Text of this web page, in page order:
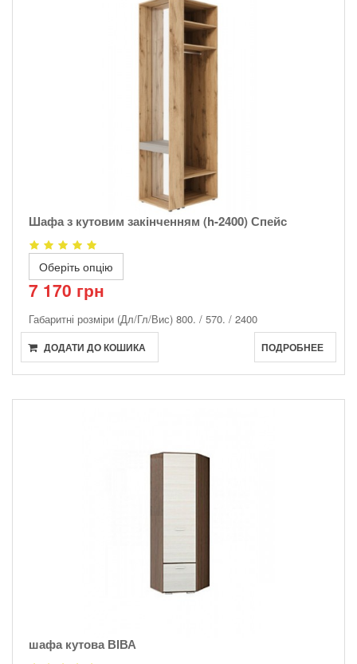
Шафа з кутовим закінченням (h-2400) Спейс
Оберіть опцію
7 170 грн
Габаритні розміри (Дл/Гл/Вис) 800. / 570. / 2400
ДОДАТИ ДО КОШИКА ПОДРОБНЕЕ
шафа кутова ВІВА